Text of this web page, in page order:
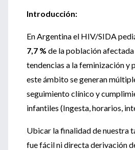
Introducción:
En Argentina el HIV/SIDA
7,7 % de la población
tendencias a la feminización y
este ámbito se generan
seguimiento clínico y
infantiles (Ingesta, horarios,
Ubicar la finalidad de nuestra
fue fácil ni directa derivación